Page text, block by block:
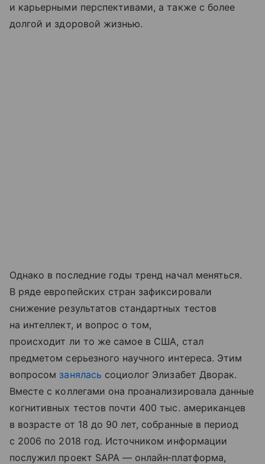
и карьерными перспективами, а также с более
долгой и здоровой жизнью.
Однако в последние годы тренд начал меняться.
В ряде европейских стран зафиксировали
снижение результатов стандартных тестов
на интеллект, и вопрос о том,
происходит ли то же самое в США, стал
предметом серьезного научного интереса. Этим
вопросом занялась социолог Элизабет Дворак.
Вместе с коллегами она проанализировала данные
когнитивных тестов почти 400 тыс. американцев
в возрасте от 18 до 90 лет, собранные в период
с 2006 по 2018 год. Источником информации
послужил проект SAPA — онлайн‑платформа,